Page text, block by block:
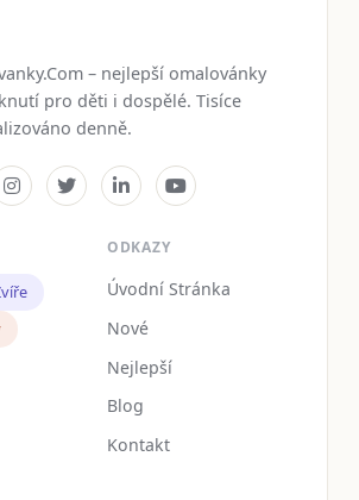
– nejlepší omalovánky
pro děti i dospělé. Tisíce
denně.
ODKAZY
Úvodní Stránka
Nové
Nejlepší
Blog
Kontakt